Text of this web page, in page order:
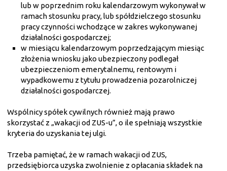
lub w poprzednim roku kalendarzowym wykonywał w
ramach stosunku pracy, lub spółdzielczego stosunku
pracy czynności wchodzące w zakres wykonywanej
działalności gospodarczej;
w miesiącu kalendarzowym poprzedzającym miesiąc
złożenia wniosku jako ubezpieczony podlegał
ubezpieczeniom emerytalnemu, rentowym i
wypadkowemu z tytułu prowadzenia pozarolniczej
działalności gospodarczej.
Wspólnicy spółek cywilnych również mają prawo
skorzystać z „wakacji od ZUS-u”, o ile spełniają wszystkie
kryteria do uzyskania tej ulgi.
Trzeba pamiętać, że w ramach wakacji od ZUS,
przedsiębiorca uzyska zwolnienie z opłacania składek na